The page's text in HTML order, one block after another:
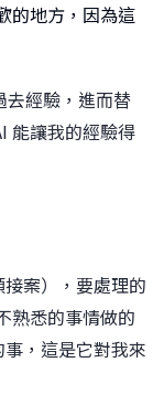
的地方，因為這
去經驗，進而替
能讓我的經驗得
案），要處理的
熟悉的事情做的
，這是它對我來